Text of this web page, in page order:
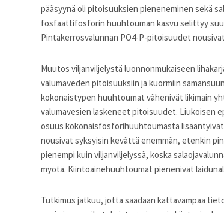
pääsyynä oli pitoisuuksien pieneneminen sekä
fosfaattifosforin huuhtouman kasvu selittyy
Pintakerrosvalunnan PO4-P-pitoisuudet
Muutos viljanviljelystä luonnonmukaiseen
valumaveden pitoisuuksiin ja kuormiin
kokonaistypen huuhtoumat vähenivät likimain
valumavesien laskeneet pitoisuudet. Liukoisen
osuus kokonaisfosforihuuhtoumasta
nousivat syksyisin kevättä enemmän, etenkin
pienempi kuin viljanviljelyssä, koska
myötä. Kiintoainehuuhtoumat pienenivät
Tutkimus jatkuu, jotta saadaan kattavampaa